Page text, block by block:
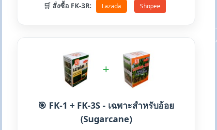
🛒 สั่งซื้อ FK-3R: Lazada Shopee
+
🎯 FK-1 + FK-3S - เฉพาะสำหรับอ้อย
(Sugarcane)